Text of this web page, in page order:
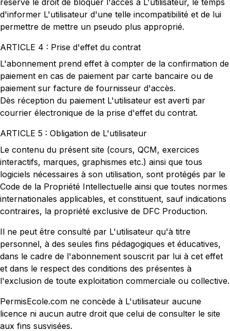
réserve le droit de bloquer l'accès à L'utilisateur, le temps
d'informer L'utilisateur d'une telle incompatibilité et de lui
permettre de mettre un pseudo plus approprié.
ARTICLE 4 : Prise d'effet du contrat
L'abonnement prend effet à compter de la confirmation de
paiement en cas de paiement par carte bancaire ou de
paiement sur facture de fournisseur d'accès.
Dès réception du paiement L'utilisateur est averti par
courrier électronique de la prise d'effet du contrat.
ARTICLE 5 : Obligation de L'utilisateur
Le contenu du présent site (cours, QCM, exercices
interactifs, marques, graphismes etc.) ainsi que tous
logiciels nécessaires à son utilisation, sont protégés par le
Code de la Propriété Intellectuelle ainsi que toutes normes
internationales applicables, et constituent, sauf indications
contraires, la propriété exclusive de DFC Production.
Il ne peut être consulté par L'utilisateur qu'à titre
personnel, à des seules fins pédagogiques et éducatives,
dans le cadre de l'abonnement souscrit par lui à cet effet
et dans le respect des conditions des présentes à
l'exclusion de toute exploitation commerciale ou collective.
PermisEcole.com ne concède à L'utilisateur aucune
licence ni aucun autre droit que celui de consulter le site
aux fins susvisées.